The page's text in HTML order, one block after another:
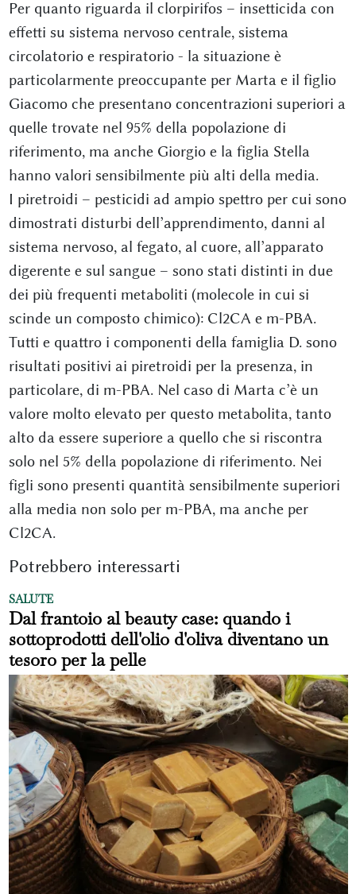
Per quanto riguarda il clorpirifos – insetticida con
effetti su sistema nervoso centrale, sistema
circolatorio e respiratorio - la situazione è
particolarmente preoccupante per Marta e il figlio
Giacomo che presentano concentrazioni superiori a
quelle trovate nel 95% della popolazione di
riferimento, ma anche Giorgio e la figlia Stella
hanno valori sensibilmente più alti della media.
I piretroidi – pesticidi ad ampio spettro per cui sono
dimostrati disturbi dell’apprendimento, danni al
sistema nervoso, al fegato, al cuore, all’apparato
digerente e sul sangue – sono stati distinti in due
dei più frequenti metaboliti (molecole in cui si
scinde un composto chimico): Cl2CA e m-PBA.
Tutti e quattro i componenti della famiglia D. sono
risultati positivi ai piretroidi per la presenza, in
particolare, di m-PBA. Nel caso di Marta c’è un
valore molto elevato per questo metabolita, tanto
alto da essere superiore a quello che si riscontra
solo nel 5% della popolazione di riferimento. Nei
figli sono presenti quantità sensibilmente superiori
alla media non solo per m-PBA, ma anche per
Cl2CA.
Potrebbero interessarti
SALUTE
Dal frantoio al beauty case: quando i
sottoprodotti dell'olio d'oliva diventano un
tesoro per la pelle